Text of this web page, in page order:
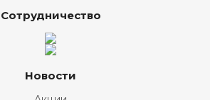
Сотрудничество
Новости